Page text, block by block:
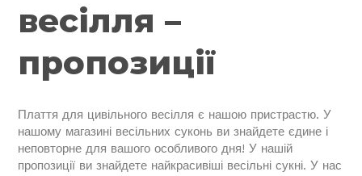
весілля –
пропозиції
Плаття для цивільного весілля є нашою пристрастю. У
нашому магазині весільних суконь ви знайдете єдине і
неповторне для вашого особливого дня! У нашій
пропозиції ви знайдете найкрасивіші весільні сукні. У нас